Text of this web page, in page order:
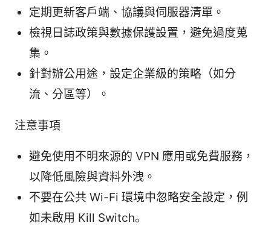
定期更新客戶端、協議與伺服器清單。
檢視日誌政策與數據保護設置，避免過度蒐
集。
針對辦公用途，設定企業級的策略（如分
流、分區等）。
注意事項
避免使用不明來源的 VPN 應用或免費服務，
以降低風險與資料外洩。
不要在公共 Wi-Fi 環境中忽略安全設定，例
如未啟用 Kill Switch。